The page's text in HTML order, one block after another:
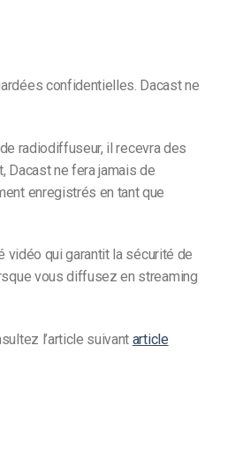
confidentielles. Dacast ne
radiodiffuseur, il recevra des
Dacast ne fera jamais de
enregistrés en tant que
vidéo qui garantit la sécurité de
vous diffusez en streaming
l’article suivant article